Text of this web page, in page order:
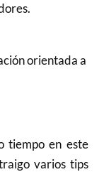
orientada a
tiempo en este
varios tips